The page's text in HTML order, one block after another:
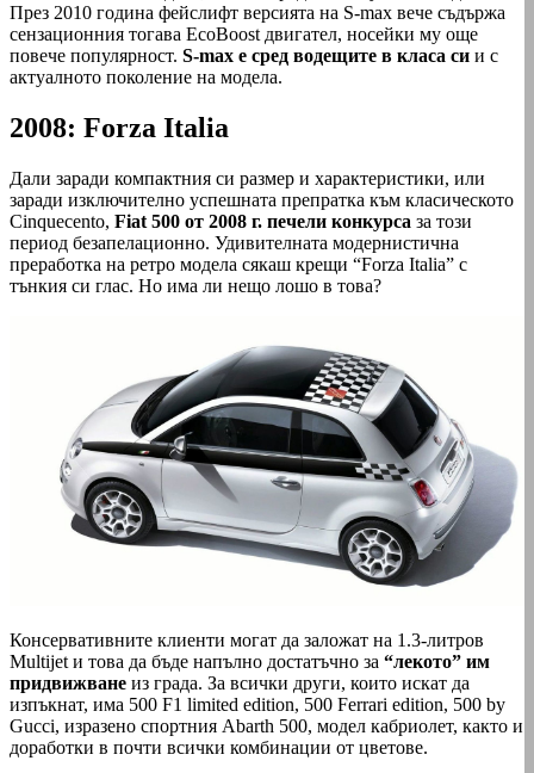
През 2010 година фейслифт версията на S-max вече съдържа
сензационния тогава EcoBoost двигател, носейки му още
повече популярност. S-max е сред водещите в класа си и с
актуалното поколение на модела.
2008: Forza Italia
Дали заради компактния си размер и характеристики, или
заради изключително успешната препратка към класическото
Cinquecento, Fiat 500 от 2008 г. печели конкурса за този
период безапелационно. Удивителната модернистична
преработка на ретро модела сякаш крещи “Forza Italia” с
тънкия си глас. Но има ли нещо лошо в това?
Консервативните клиенти могат да заложат на 1.3-литров
Multijet и това да бъде напълно достатъчно за “лекото” им
придвижване из града. За всички други, които искат да
изпъкнат, има 500 F1 limited edition, 500 Ferrari edition, 500 by
Gucci, изразено спортния Abarth 500, модел кабриолет, както и
доработки в почти всички комбинации от цветове.